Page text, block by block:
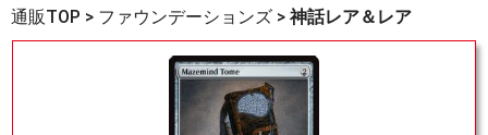
通販TOP > ファウンデーションズ > 神話レア＆レア